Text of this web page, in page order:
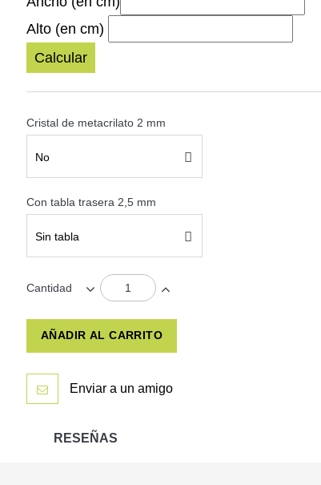
Alto (en cm)
Calcular
Cristal de metacrilato 2 mm
No
Con tabla trasera 2,5 mm
Sin tabla
Cantidad
AÑADIR AL CARRITO
Enviar a un amigo
RESEÑAS